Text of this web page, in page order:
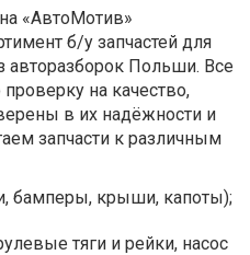
«АвтоМотив»
б/у запчастей для
авторазборок Польши. Все
на качество,
в их надёжности и
запчасти к различным
бамперы, крыши, капоты);
тяги и рейки, насос